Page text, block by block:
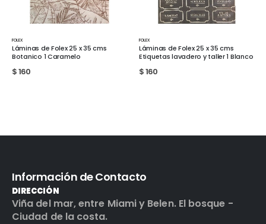
FOLEX
Láminas de Folex 25 x 35 cms
Etiquetas lavadero y taller 1 Blanco
$160
FOLEX
Láminas de Folex 25 x 35 cms Farm
2 Blanco
$160
Información de Contacto
DIRECCIÓN
Viña del mar, entre Miami y Belen. El bosque -
Ciudad de la costa.